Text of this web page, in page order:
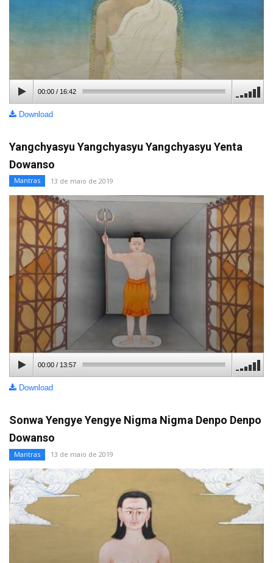
00:00/ 16:42
Download
Yangchyasyu Yangchyasyu Yangchyasyu Yenta
Dowanso
Mantras 13 de maio de 2019
00:00/ 13:57
Download
Sonwa Yengye Yengye Nigma Nigma Denpo Denpo
Dowanso
Mantras 13 de maio de 2019